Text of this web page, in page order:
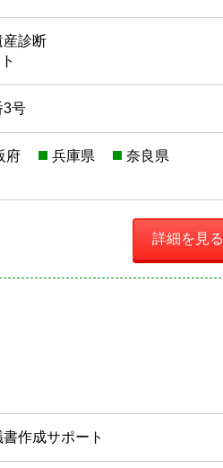
産診断
3号
府 兵庫県
奈良県
詳細を見る
作成サポート